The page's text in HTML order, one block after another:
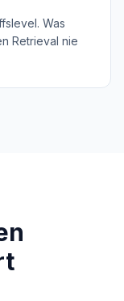
Was
Retrieval nie